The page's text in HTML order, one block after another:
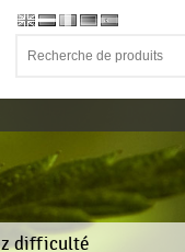
difficulté